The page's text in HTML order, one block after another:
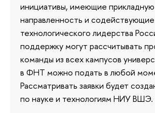
инициативы, имеющие прикладную
направленность и
технологического лидерства
поддержку могут рассчитывать
команды из всех кампусов
в ФНТ можно подать в любой
Рассматривать заявки будет
по науке и технологиям НИУ ВШЭ.